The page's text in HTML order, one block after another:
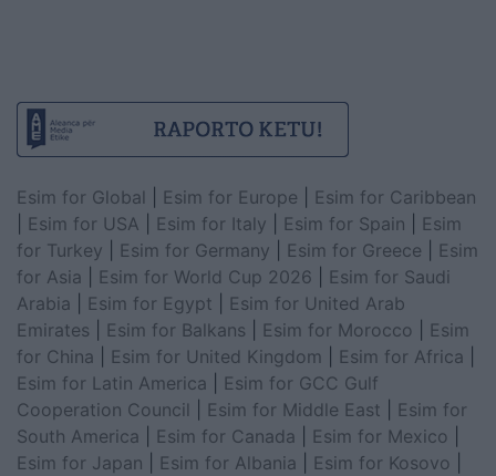
Esim for Global Esim for Europe
Esim for Caribbean
Esim for USA Esim for Italy Esim for Spain
Esim
for Turkey
Esim for Germany Esim for Greece
Esim
for Asia
Esim for World Cup 2026
Esim for Saudi
Arabia
Esim for Egypt
Esim for United Arab
Emirates
Esim for Balkans Esim for Morocco
Esim
for China
Esim for United Kingdom Esim for Africa
Esim for Latin America
Esim for GCC Gulf
Cooperation Council
Esim for Middle East
Esim for
South America
Esim for Canada Esim for Mexico
Esim for Japan
Esim for Albania Esim for Kosovo